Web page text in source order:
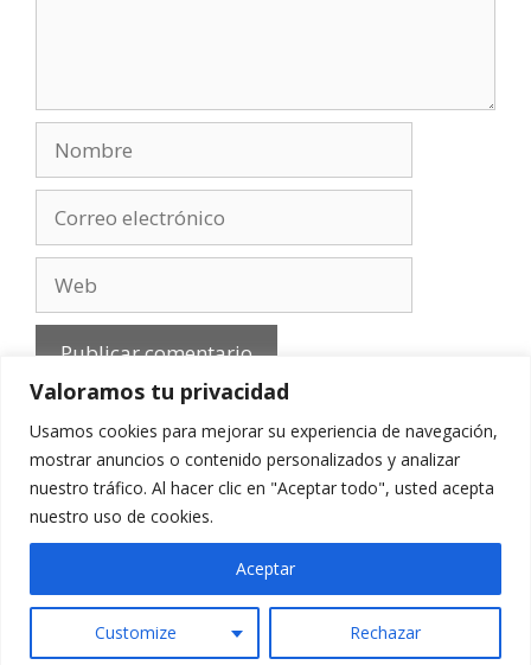
Valoramos tu privacidad
Usamos cookies para mejorar su experiencia de navegación,
mostrar anuncios o contenido personalizados y analizar
nuestro tráfico. Al hacer clic en "Aceptar todo", usted acepta
nuestro uso de cookies.
Customize Rechazar
Aceptar
electrónico
Aviso Legal-Política de privacidad
Contacto
© 2010 - 2026 mirefranero.com